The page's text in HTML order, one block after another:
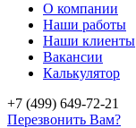
О компании
Наши работы
Наши клиенты
Вакансии
Калькулятор
+7 (499) 649-72-21
Перезвонить Вам?